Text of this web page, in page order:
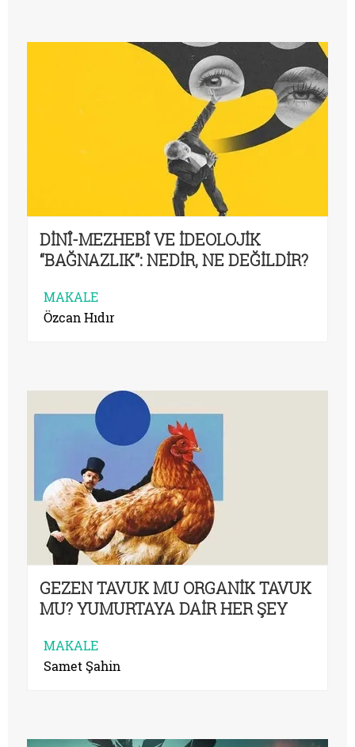
DİNÎ-MEZHEBÎ VE İDEOLOJİK
“BAĞNAZLIK”: NEDİR, NE DEĞİLDİR?
MAKALE
Özcan Hıdır
GEZEN TAVUK MU ORGANİK TAVUK
MU? YUMURTAYA DAİR HER ŞEY
MAKALE
Samet Şahin